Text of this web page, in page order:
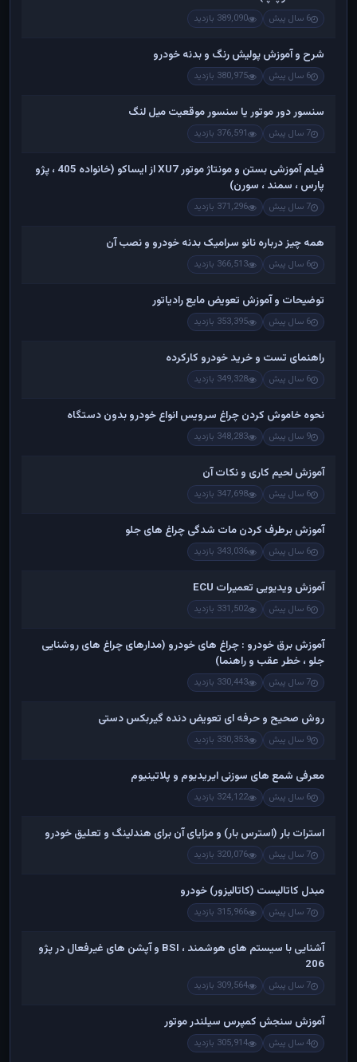
6 سال پیش 389,090 بازدید
شرح و آموزش پولیش رنگ و بدنه خودرو
6 سال پیش 380,975 بازدید
سنسور دور موتور یا سنسور موقعیت میل لنگ
7 سال پیش 376,591 بازدید
فیلم آموزشی بستن و مونتاژ موتور XU7 از ایساکو (خانواده 405 ، پژو
پارس ، سمند ، سورن)
7 سال پیش 371,296 بازدید
همه چیز درباره نانو سرامیک بدنه خودرو و نصب آن
6 سال پیش 366,513 بازدید
توضیحات و آموزش تعویض مایع رادیاتور
6 سال پیش 353,395 بازدید
راهنمای تست و خريد خودرو کارکرده
6 سال پیش 349,328 بازدید
نحوه خاموش کردن چراغ سرویس انواع خودرو بدون دستگاه
9 سال پیش 348,283 بازدید
آموزش لحیم کاری و نکات آن
6 سال پیش 347,698 بازدید
آموزش برطرف کردن مات شدگی چراغ های جلو
6 سال پیش 343,036 بازدید
آموزش ویدیویی تعمیرات ECU
6 سال پیش 331,502 بازدید
آموزش برق خودرو : چراغ های خودرو (مدارهای چراغ های روشنایی
جلو ، خطر عقب و راهنما)
7 سال پیش 330,443 بازدید
روش صحیح و حرفه ای تعویض دنده گیربکس دستی
9 سال پیش 330,353 بازدید
معرفی شمع های سوزنی ایریدیوم و پلاتینیوم
6 سال پیش 324,122 بازدید
استرات بار (استرس بار) و مزایای آن برای هندلینگ و تعلیق خودرو
7 سال پیش 320,076 بازدید
مبدل کاتالیست (کاتالیزور) خودرو
7 سال پیش 315,966 بازدید
آشنایی با سیستم های هوشمند ، BSI و آپشن های غیرفعال در پژو
206
7 سال پیش 309,564 بازدید
آموزش سنجش کمپرس سیلندر موتور
4 سال پیش 305,914 بازدید